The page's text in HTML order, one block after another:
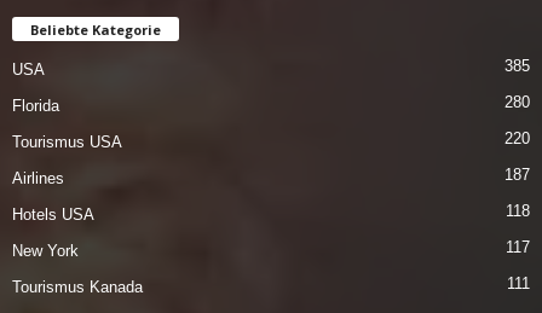
Beliebte Kategorie
USA 385
Florida 280
Tourismus USA 220
Airlines 187
Hotels USA 118
New York 117
Tourismus Kanada 111